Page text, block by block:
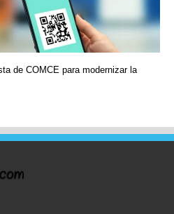
de COMCE para modernizar la